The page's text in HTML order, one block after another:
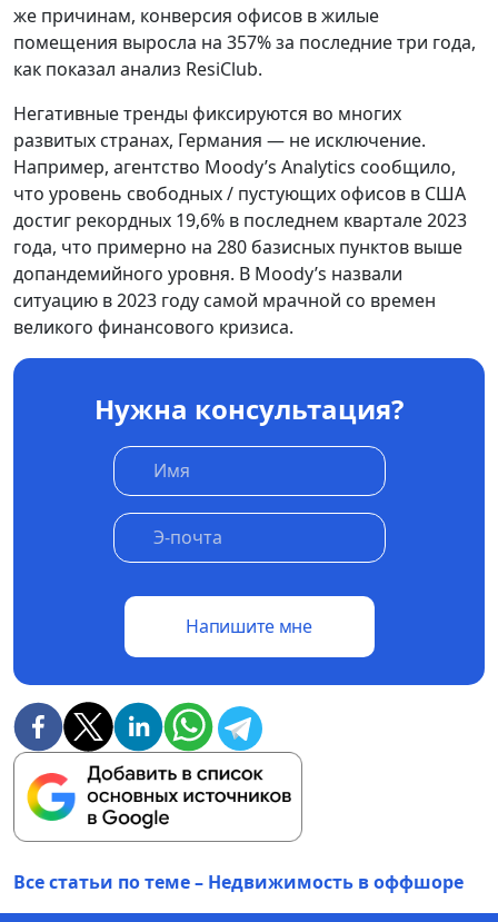
же причинам, конверсия офисов в жилые
помещения выросла на 357% за последние три года,
как показал анализ ResiClub.
Негативные тренды фиксируются во многих
развитых странах, Германия — не исключение.
Например, агентство Moody’s Analytics сообщило,
что уровень свободных / пустующих офисов в США
достиг рекордных 19,6% в последнем квартале 2023
года, что примерно на 280 базисных пунктов выше
допандемийного уровня. В Moody’s назвали
ситуацию в 2023 году самой мрачной со времен
великого финансового кризиса.
Нужна консультация?
Напишите мне
Все статьи по теме – Недвижимость в оффшоре